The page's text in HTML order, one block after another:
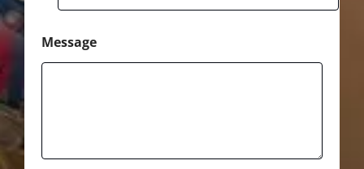
Message